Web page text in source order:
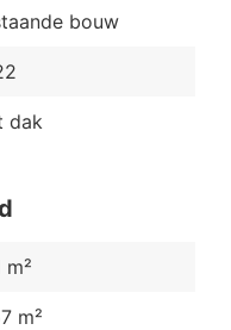
bouw
dak
m²
m²